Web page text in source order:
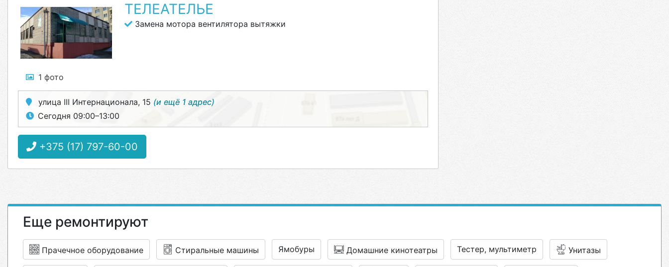
1 фото
ТЕЛЕАТЕЛЬЕ
Замена мотора вентилятора вытяжки
улица III Интернационала, 15 (и ещё 1 адрес)
Сегодня 09:00–13:00
+375 (17) 797-60-00
Еще ремонтируют
Прачечное оборудование Стиральные машины Ямобуры Домашние кинотеатры Тестер, мультиметр Унитазы